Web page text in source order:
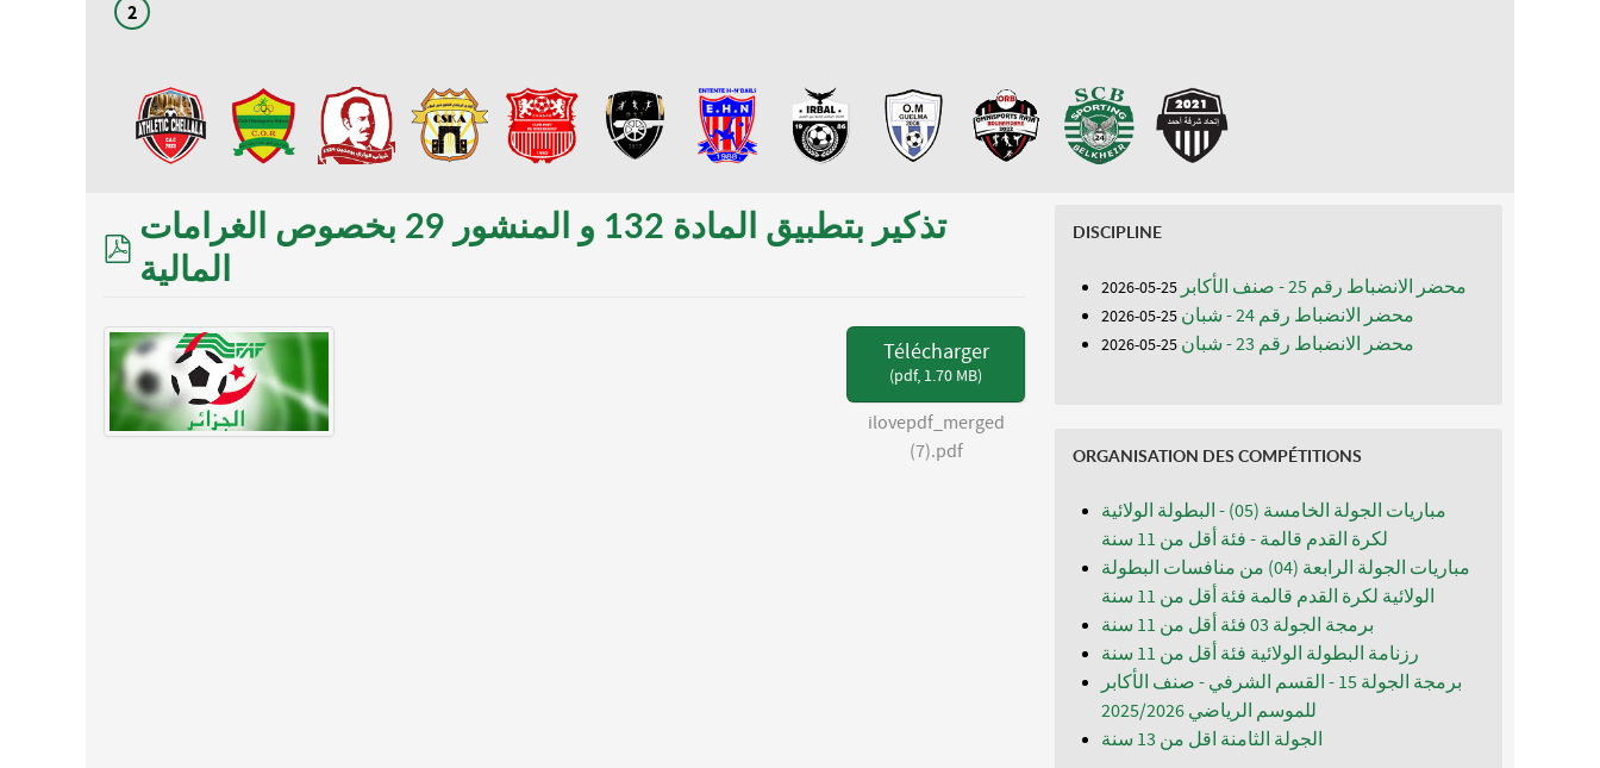
2
pdf
تذكير بتطبيق المادة 132 و المنشور 29 بخصوص الغرامات
Télécharger
(pdf, 1.70 MB)
ilovepdf_merged
(7).pdf
DISCIPLINE
محضر الانضباط رقم 25 - صنف الأكابر 25-05-2026
محضر الانضباط رقم 24 - شبان 25-05-2026
محضر الانضباط رقم 23 - شبان 25-05-2026
ORGANISATION DES COMPÉTITIONS
مباريات الجولة الخامسة (05) - البطولة الولائية
لكرة القدم قالمة - فئة أقل من 11 سنة
مباريات الجولة الرابعة (04) من منافسات البطولة
الولائية لكرة القدم قالمة فئة أقل من 11 سنة
برمجة الجولة 03 فئة أقل من 11 سنة
رزنامة البطولة الولائية فئة أقل من 11 سنة
برمجة الجولة 15 - القسم الشرفي - صنف الأكابر
للموسم الرياضي 2025/2026
الجولة الثامنة اقل من 13 سنة